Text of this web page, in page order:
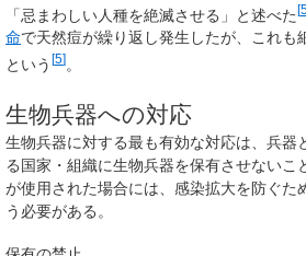
「忌まわしい人種を絶滅させる」と述べた[
命で天然痘が繰り返し発生したが、これも
という [5] 。
生物兵器への対応
生物兵器に対する最も有効な対応は、兵器
る国家・組織に生物兵器を保有させないこ
が使用された場合には、感染拡大を防ぐた
う必要がある。